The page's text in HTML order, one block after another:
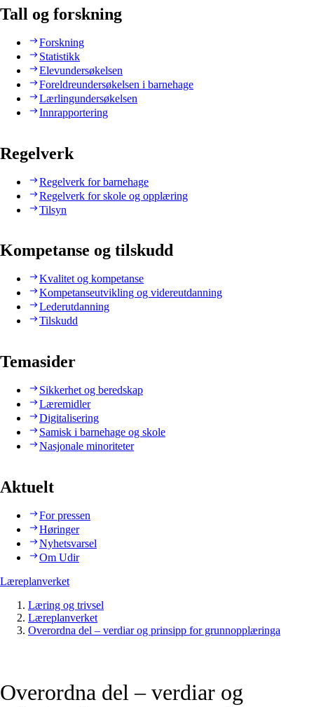
Tall og forskning
Forskning
Statistikk
Elevundersøkelsen
Foreldreundersøkelsen i barnehage
Lærlingundersøkelsen
Innrapportering
Regelverk
Regelverk for barnehage
Regelverk for skole og opplæring
Tilsyn
Kompetanse og tilskudd
Kvalitet og kompetanse
Kompetanseutvikling og videreutdanning
Lederutdanning
Tilskudd
Temasider
Sikkerhet og beredskap
Læremidler
Digitalisering
Samisk i barnehage og skole
Nasjonale minoriteter
Aktuelt
For pressen
Høringer
Nyhetsvarsel
Om Udir
Læreplanverket
Læring og trivsel
Læreplanverket
Overordna del – verdiar og prinsipp for grunnopplæringa
Overordna del – verdiar og